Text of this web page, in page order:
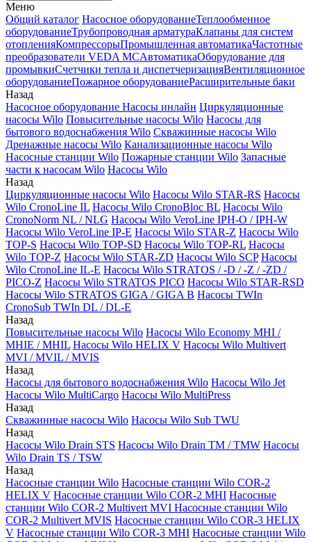
Меню
Общий каталог Насосное оборудованиеТеплообменное
оборудованиеТрубопроводная арматураКлапаны для систем
отопленияКомпрессорыПромышленная автоматикаЧастотные
преобразователи VEDA MCАвтоматикаОборудование для
промывкиСчетчики тепла и диспетчеризацияВентиляционное
оборудованиеПожарное оборудованиеРасширительные баки
Назад
Насосное оборудование Насосы инлайн Циркуляционные
насосы Wilo Повысительные насосы Wilo Насосы для
бытового водоснабжения Wilo Скважинные насосы Wilo
Дренажные насосы Wilo Канализационные насосы Wilo
Насосные станции Wilo Пожарные станции Wilo Запасные
части к насосам Wilo Насосы Wilo
Назад
Циркуляционные насосы Wilo Насосы Wilo STAR-RS Насосы
Wilo CronoLine IL Насосы Wilo CronoBloc BL Насосы Wilo
CronoNorm NL / NLG Насосы Wilo VeroLine IPH-O / IPH-W
Насосы Wilo VeroLine IP-E Насосы Wilo STAR-Z Насосы Wilo
TOP-S Насосы Wilo TOP-SD Насосы Wilo TOP-RL Насосы
Wilo TOP-Z Насосы Wilo STAR-ZD Насосы Wilo SCP Насосы
Wilo CronoLine IL-E Насосы Wilo STRATOS / -D / -Z / -ZD /
PICO-Z Насосы Wilo STRATOS PICO Насосы Wilo STAR-RSD
Насосы Wilo STRATOS GIGA / GIGA B Насосы TWIn
CronoSub TWIn DL / DL-E
Назад
Повысительные насосы Wilo Насосы Wilo Economy MHI /
MHIE / MHIL Насосы Wilo HELIX V Насосы Wilo Multivert
MVI / MVIL / MVIS
Назад
Насосы для бытового водоснабжения Wilo Насосы Wilo Jet
Насосы Wilo MultiCargo Насосы Wilo MultiPress
Назад
Скважинные насосы Wilo Насосы Wilo Sub TWU
Назад
Насосы Wilo Drain STS Насосы Wilo Drain TM / TMW Насосы
Wilo Drain TS / TSW
Назад
Насосные станции Wilo Насосные станции Wilo COR-2
HELIX V Насосные станции Wilo COR-2 MHI Насосные
станции Wilo COR-2 Multivert MVI Насосные станции Wilo
COR-2 Multivert MVIS Насосные станции Wilo COR-3 HELIX
V Насосные станции Wilo COR-3 MHI Насосные станции Wilo